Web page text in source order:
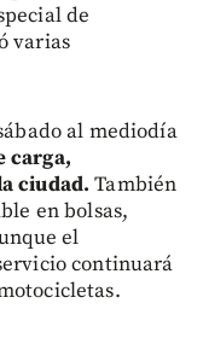
de
varias
al mediodía
carga,
ciudad. También
en bolsas,
el
continuará